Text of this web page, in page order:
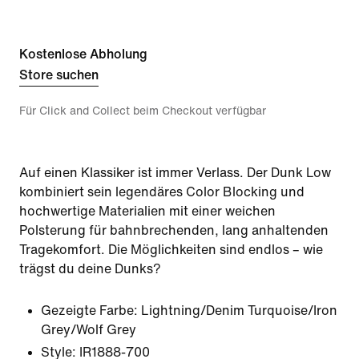
Kostenlose Abholung
Store suchen
Für Click and Collect beim Checkout verfügbar
Auf einen Klassiker ist immer Verlass. Der Dunk Low
kombiniert sein legendäres Color Blocking und
hochwertige Materialien mit einer weichen
Polsterung für bahnbrechenden, lang anhaltenden
Tragekomfort. Die Möglichkeiten sind endlos – wie
trägst du deine Dunks?
Gezeigte Farbe: Lightning/Denim Turquoise/Iron
Grey/Wolf Grey
Style:
IR1888-700